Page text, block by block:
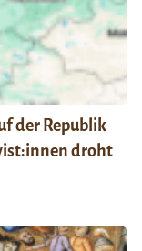
der Republik
droht